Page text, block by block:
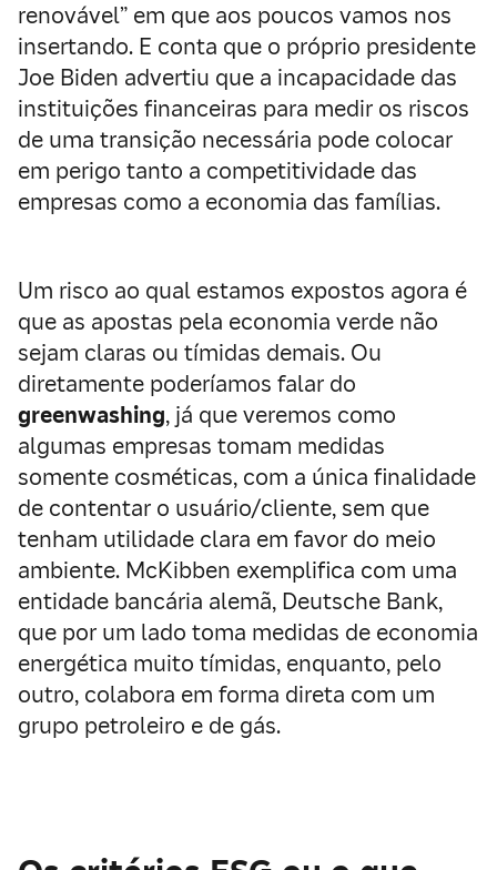
renovável” em que aos poucos vamos nos
insertando. E conta que o próprio presidente
Joe Biden advertiu que a incapacidade das
instituições financeiras para medir os riscos
de uma transição necessária pode colocar
em perigo tanto a competitividade das
empresas como a economia das famílias.
Um risco ao qual estamos expostos agora é
que as apostas pela economia verde não
sejam claras ou tímidas demais. Ou
diretamente poderíamos falar do
greenwashing, já que veremos como
algumas empresas tomam medidas
somente cosméticas, com a única finalidade
de contentar o usuário/cliente, sem que
tenham utilidade clara em favor do meio
ambiente. McKibben exemplifica com uma
entidade bancária alemã, Deutsche Bank,
que por um lado toma medidas de economia
energética muito tímidas, enquanto, pelo
outro, colabora em forma direta com um
grupo petroleiro e de gás.